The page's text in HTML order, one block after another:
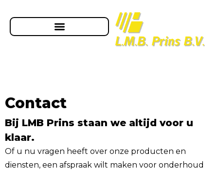
Contact
Bij LMB Prins staan we altijd voor u
klaar.
Of u nu vragen heeft over onze producten en
diensten, een afspraak wilt maken voor onderhoud